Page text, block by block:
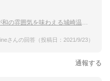
味わえる城崎温泉へ！4人が同じ部屋に泊まれる宿
さんの回答（投稿日：2021/9/23）
通報する